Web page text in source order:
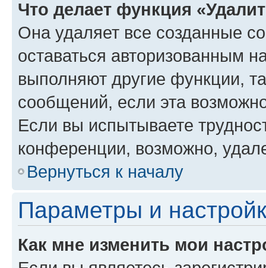
Что делает функция
Она удаляет все созданные
оставаться авторизованным
выполняют другие функции,
сообщений, если эта
Если вы испытываете
конференции, возможно,
Вернуться к началу
Параметры и
Как мне изменить мои